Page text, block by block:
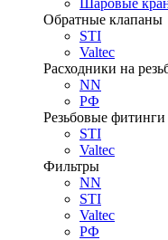
Шаровые
Обратные клапаны
STI
Valtec
Расходники на
NN
РФ
Резьбовые фитинги
STI
Valtec
Фильтры
NN
STI
Valtec
РФ